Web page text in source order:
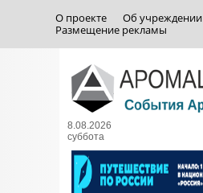
О проекте Об учреждении
Размещение рекламы
8.08.2026
суббота